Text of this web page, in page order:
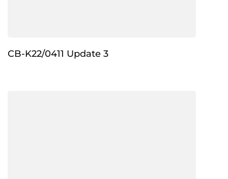
CB-K22/0411 Update 3